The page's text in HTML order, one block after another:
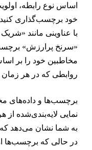
نوع رابطه، اولویت
برچسب‌گذاری کنید.
عناوینی مانند «شریک
پرارزش»
خود را بر اساس
که در هر زمان
و داده‌های
لایه‌بندی‌شده از هر
شما نشان می‌دهد که
حالی که برچسب‌ها